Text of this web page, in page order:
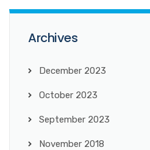
Archives
December 2023
October 2023
September 2023
November 2018